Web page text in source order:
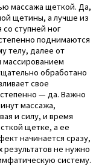
массажа щеткой. Да,
щетины, а лучше из
со ступней ног
поднимаются
телу, далее от
массированием
обработано
свое
— да. Важно
массажа,
и силу, и время
щетке, а ее
начинается сразу,
не нужно
систему.